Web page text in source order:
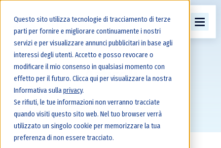
Questo sito utilizza tecnologie di tracciamento di terze
parti per fornire e migliorare continuamente i nostri
servizi e per visualizzare annunci pubblicitari in base agli
interessi degli utenti. Accetto e posso revocare o
modificare il mio consenso in qualsiasi momento con
effetto per il futuro. Clicca qui per visualizzare la nostra
Informativa sullaprivacy.
Se rifiuti, le tue informazioni non verranno tracciate
quando visiti questo sito web. Nel tuo browser verrà
utilizzato un singolo cookie per memorizzare la tua
preferenza di non essere tracciato.
Articoli